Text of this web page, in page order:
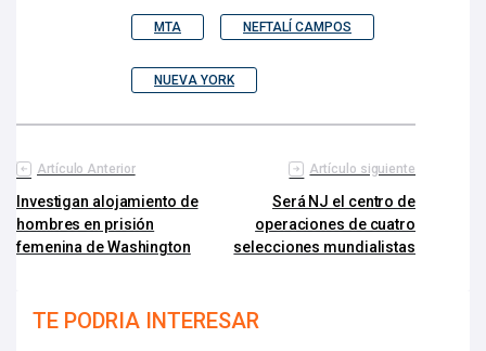
MTA NEFTALÍ CAMPOS
NUEVA YORK
Artículo Anterior
Investigan alojamiento de
hombres en prisión
femenina de Washington
Artículo siguiente
Será NJ el centro de
operaciones de cuatro
selecciones mundialistas
TE PODRIA INTERESAR